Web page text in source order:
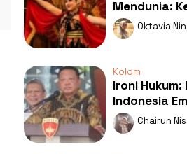
Mendunia:
Kolaborasi
Mengubah
Oktavia
Kolom
Ironi Hukum:
Indonesia
Ternyata
Ada di
Chairun